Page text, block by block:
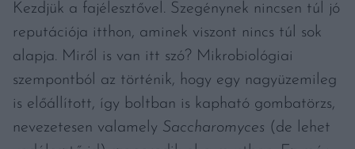
Kezdjük a fajélesztővel. Szegénynek nincsen túl jó
reputációja itthon, aminek viszont nincs túl sok
alapja. Miről is van itt szó? Mikrobiológiai
szempontból az történik, hogy egy nagyüzemileg
is előállított, így boltban is kapható gombatörzs,
nevezetesen valamely Saccharomyces (de lehet